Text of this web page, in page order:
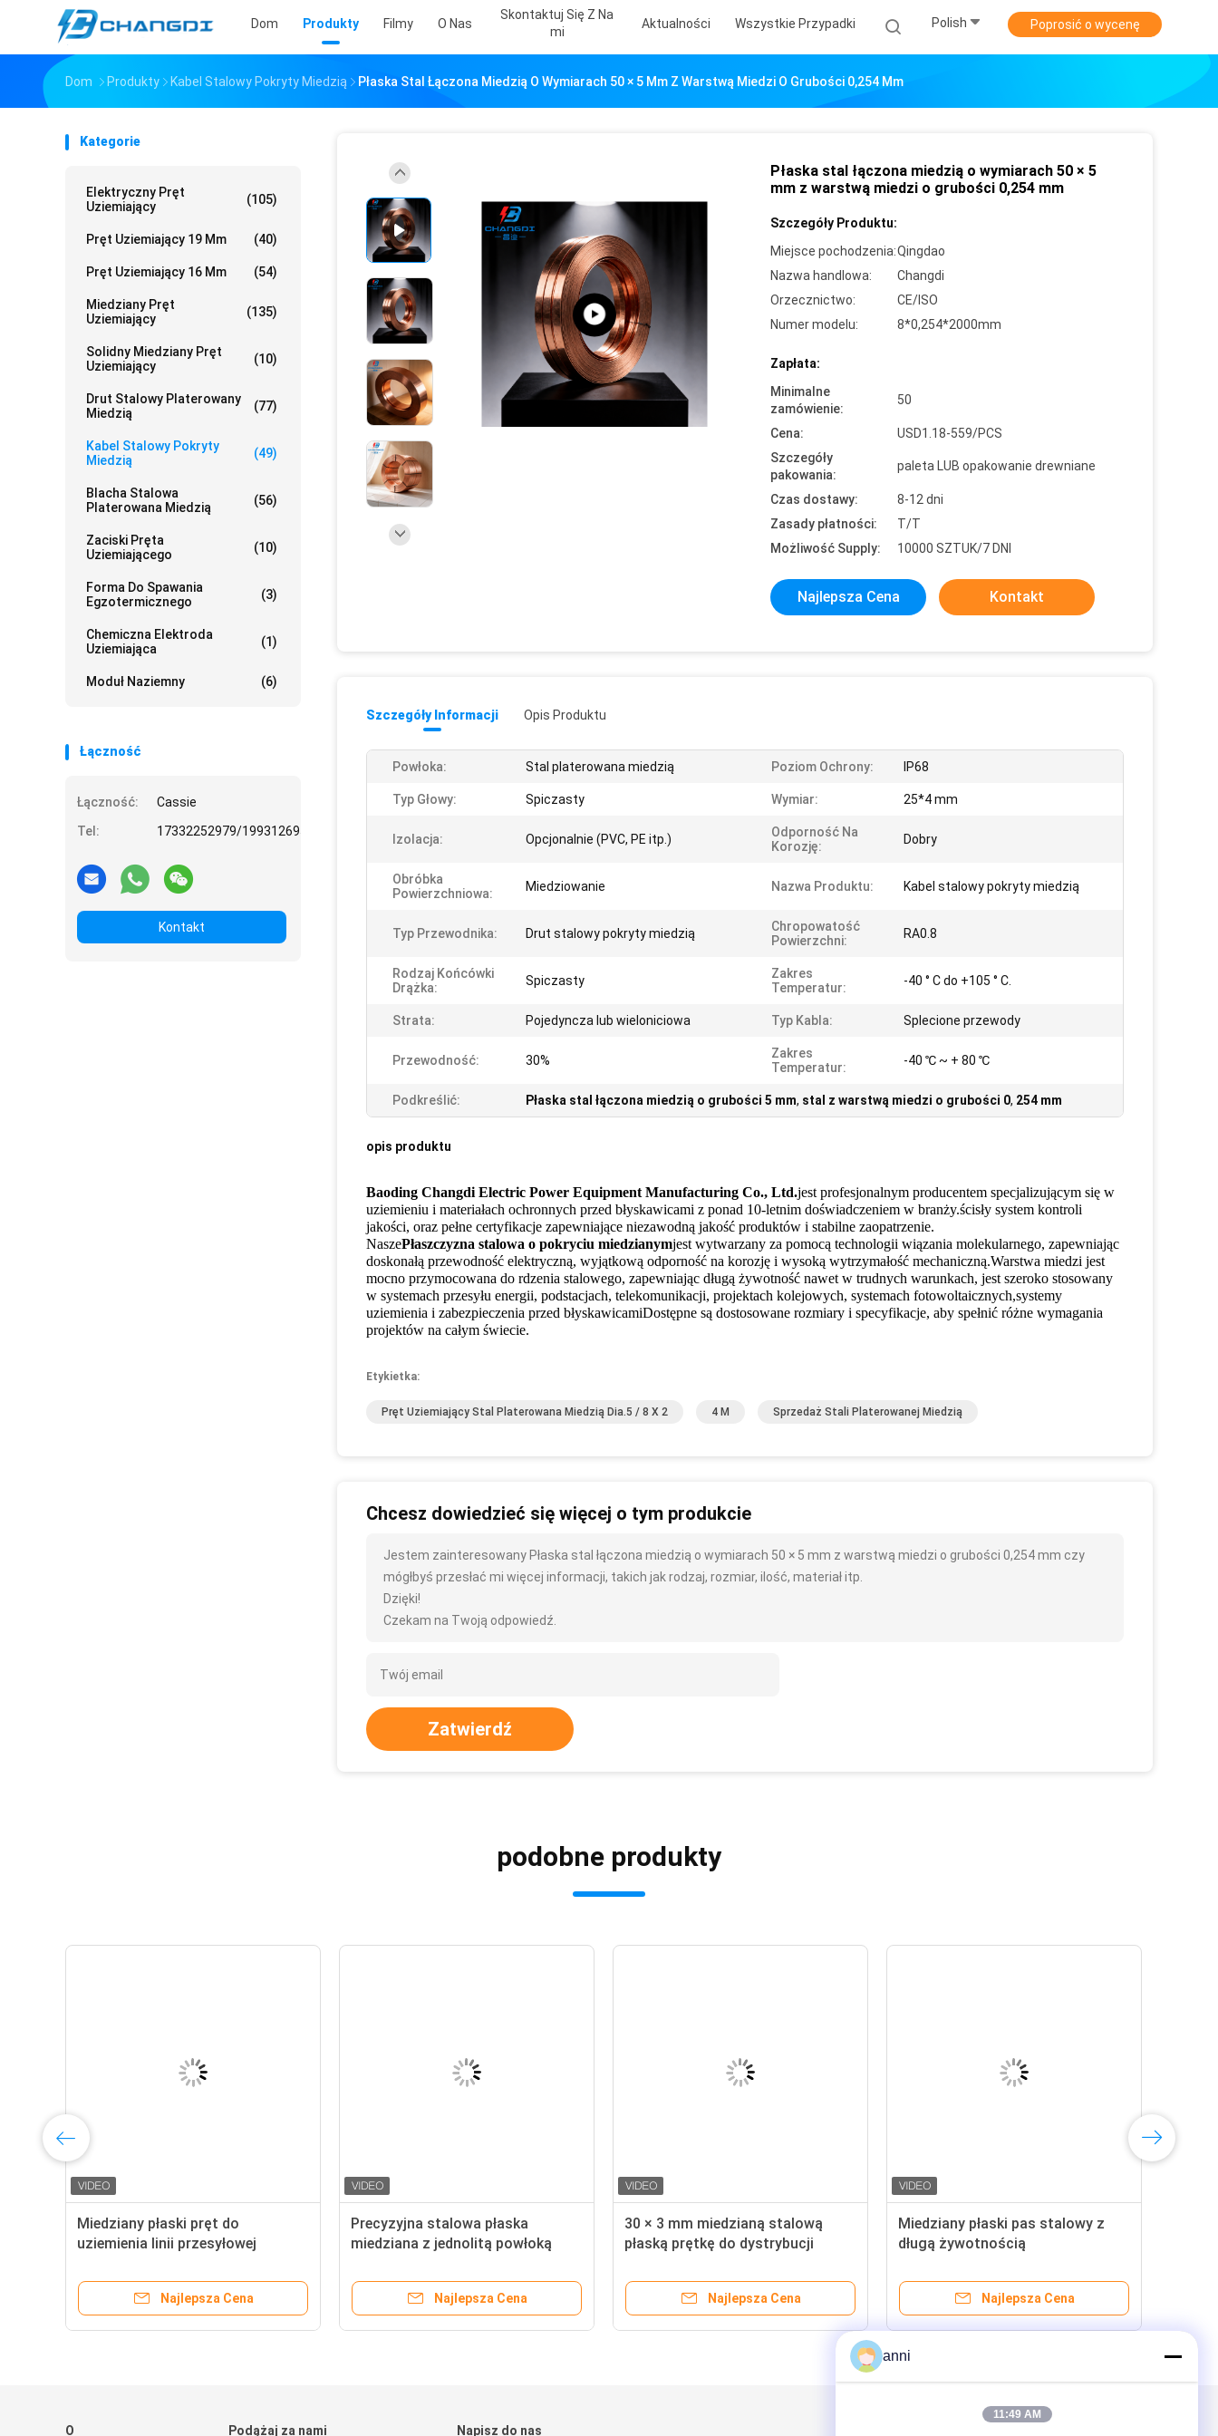
Dom Produkty Filmy O Nas
Skontaktuj Się Z Na
Mi
Aktualności Wszystkie Przypadki Polish Poprosić o wycenę
Dom Produkty Kabel Stalowy Pokryty Miedzią Płaska Stal Łączona Miedzią O Wymiarach 50 × 5 Mm Z Warstwą Miedzi O Grubości 0,254 Mm
Kategorie
Elektryczny Pręt
Uziemiający
(105)
Pręt Uziemiający 19 Mm (40)
Pręt Uziemiający 16 Mm (54)
Miedziany Pręt
Uziemiający
(135)
Solidny Miedziany Pręt
Uziemiający
(10)
Drut Stalowy Platerowany
Miedzią
(77)
Kabel Stalowy Pokryty
Miedzią
(49)
Blacha Stalowa
Platerowana Miedzią
(56)
Zaciski Pręta
Uziemiającego
(10)
Forma Do Spawania
Egzotermicznego
(3)
Chemiczna Elektroda
Uziemiająca
(1)
Moduł Naziemny (6)
Łączność
Łączność:
Cassie
Tel:
17332252979/19931269508
Kontakt
Płaska stal łączona miedzią o wymiarach 50 × 5
mm z warstwą miedzi o grubości 0,254 mm
Szczegóły Produktu:
Miejsce pochodzenia:Qingdao
Nazwa handlowa:
Changdi
Orzecznictwo:
CE/ISO
Numer modelu:
8*0,254*2000mm
Zapłata:
Minimalne
zamówienie:
50
Cena:
USD1.18-559/PCS
Szczegóły
pakowania:
paleta LUB opakowanie drewniane
Czas dostawy:
8-12 dni
Zasady płatności:
T/T
Możliwość Supply:
10000 SZTUK/7 DNI
Najlepsza Cena Kontakt
Szczegóły Informacji Opis Produktu
Powłoka: Stal platerowana miedzią Poziom Ochrony: IP68
Typ Głowy: Spiczasty Wymiar: 25*4 mm
Izolacja: Opcjonalnie (PVC, PE itp.)
Odporność Na
Korozję:
Dobry
Obróbka
Powierzchniowa:
Miedziowanie Nazwa Produktu: Kabel stalowy pokryty miedzią
Typ Przewodnika: Drut stalowy pokryty miedzią
Chropowatość
Powierzchni:
RA0.8
Rodzaj Końcówki
Drążka:
Spiczasty
Zakres
Temperatur:
-40 ° C do +105 ° C.
Strata: Pojedyncza lub wieloniciowa Typ Kabla: Splecione przewody
Przewodność: 30%
Zakres
Temperatur:
-40 ℃ ~ + 80 ℃
Podkreślić: Płaska stal łączona miedzią o grubości 5 mm, stal z warstwą miedzi o grubości 0, 254 mm
opis produktu
Baoding Changdi Electric Power Equipment Manufacturing Co., Ltd.jest profesjonalnym producentem specjalizującym się w
uziemieniu i materiałach ochronnych przed błyskawicami z ponad 10-letnim doświadczeniem w branży.ścisły system kontroli
jakości, oraz pełne certyfikacje zapewniające niezawodną jakość produktów i stabilne zaopatrzenie.
NaszePłaszczyzna stalowa o pokryciu miedzianymjest wytwarzany za pomocą technologii wiązania molekularnego, zapewniając
doskonałą przewodność elektryczną, wyjątkową odporność na korozję i wysoką wytrzymałość mechaniczną.Warstwa miedzi jest
mocno przymocowana do rdzenia stalowego, zapewniając długą żywotność nawet w trudnych warunkach, jest szeroko stosowany
w systemach przesyłu energii, podstacjach, telekomunikacji, projektach kolejowych, systemach fotowoltaicznych,systemy
uziemienia i zabezpieczenia przed błyskawicamiDostępne są dostosowane rozmiary i specyfikacje, aby spełnić różne wymagania
projektów na całym świecie.
Etykietka:
Pręt Uziemiający Stal Platerowana Miedzią Dia.5 / 8 X 2 4 M Sprzedaż Stali Platerowanej Miedzią
Chcesz dowiedzieć się więcej o tym produkcie
Jestem zainteresowany Płaska stal łączona miedzią o wymiarach 50 × 5 mm z warstwą miedzi o grubości 0,254 mm czy
mógłbyś przesłać mi więcej informacji, takich jak rodzaj, rozmiar, ilość, materiał itp.
Dzięki!
Czekam na Twoją odpowiedź.
Zatwierdź
podobne produkty
Miedziany płaski pręt do
uziemienia linii przesyłowej
Najlepsza Cena
Precyzyjna stalowa płaska
miedziana z jednolitą powłoką
Najlepsza Cena
30 × 3 mm miedzianą stalową
płaską prętkę do dystrybucji
Najlepsza Cena
Miedziany płaski pas stalowy z
długą żywotnością
Najlepsza Cena
O Podążaj za nami Napisz do nas
anni
11:49 AM